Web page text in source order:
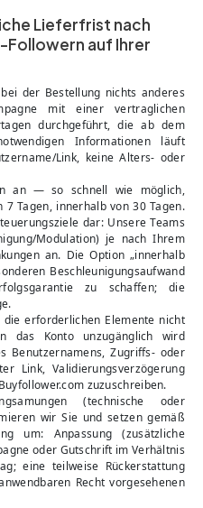
Lieferfrist nach
Followern auf Ihrer
der Bestellung nichts anderes
mit einer vertraglichen
durchgeführt, die ab dem
Informationen läuft
Link, keine Alters- oder
an — so schnell wie möglich,
Tagen, innerhalb von 30 Tagen.
dar: Unsere Teams
Modulation) je nach Ihrem
an. Die Option „innerhalb
Beschleunigungsaufwand
zu schaffen; die
erforderlichen Elemente nicht
das Konto unzugänglich wird
Benutzernamens, Zugriffs- oder
Link, Validierungsverzögerung
zuzuschreiben.
(technische oder
wir Sie und setzen gemäß
um: Anpassung (zusätzliche
oder Gutschrift im Verhältnis
eine teilweise Rückerstattung
Recht vorgesehenen